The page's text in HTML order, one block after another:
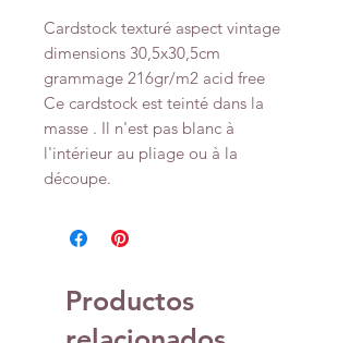
Cardstock texturé aspect vintage
dimensions 30,5x30,5cm
grammage 216gr/m2 acid free
Ce cardstock est teinté dans la
masse . Il n'est pas blanc à
l'intérieur au pliage ou à la
découpe.
Productos